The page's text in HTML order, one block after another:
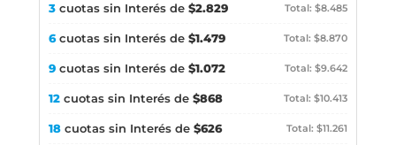
3 cuotas sin Interés de $2.829 Total: $8.485
6cuotas sin Interés de $1.479 Total: $8.870
9 cuotas sin Interés de $1.072 Total: $9.642
12 cuotas sin Interés de $868 Total: $10.413
18 cuotas sin Interés de $626 Total: $11.261